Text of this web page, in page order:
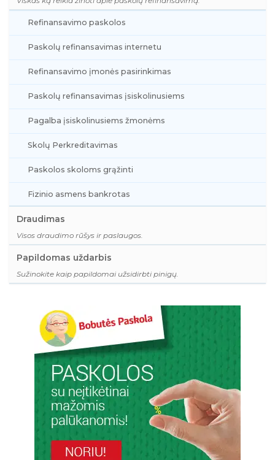
Refinansavimo paskolos
Paskolų refinansavimas internetu
Refinansavimo įmonės pasirinkimas
Paskolų refinansavimas įsiskolinusiems
Pagalba įsiskolinusiems žmonėms
Skolų Perkreditavimas
Paskolos skoloms grąžinti
Fizinio asmens bankrotas
Draudimas
Visos draudimo rūšys ir paslaugos.
Papildomas uždarbis
Sužinokite kaip papildomai užsidirbti pinigų.